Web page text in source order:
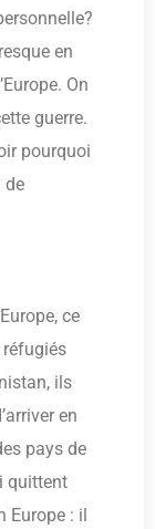
en
On
guerre.
pourquoi
de
ce
réfugiés
ils
en
pays de
quittent
Europe : il